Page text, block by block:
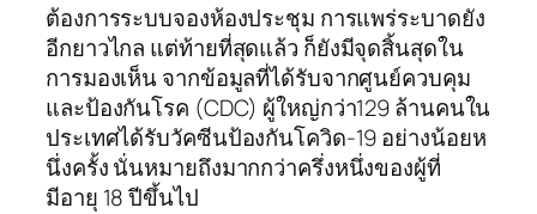
ต้องการระบบจองห้องประชุม การแพร่ระบาดยัง
อีกยาวไกล แต่ท้ายที่สุดแล้ว ก็ยังมีจุดสิ้นสุดใน
การมองเห็น จากข้อมูลที่ได้รับจากศูนย์ควบคุม
และป้องกันโรค (CDC) ผู้ใหญ่กว่า129 ล้านคนใน
ประเทศได้รับวัคซีนป้องกันโควิด-19 อย่างน้อยห
นึ่งครั้ง นั่นหมายถึงมากกว่าครึ่งหนึ่งของผู้ที่
มีอายุ 18 ปีขึ้นไป